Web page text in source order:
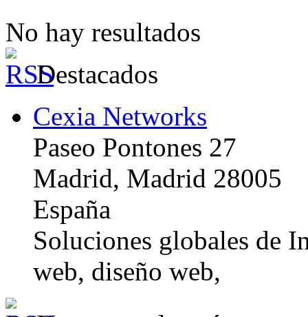
No hay resultados
Destacados
Cexia Networks
Paseo Pontones 27
Madrid, Madrid 28005
España
Soluciones globales de
web, diseño web,